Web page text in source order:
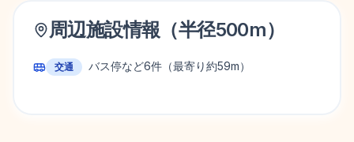
周辺施設情報（半径500m）
交通 バス停など6件 （最寄り約59m）